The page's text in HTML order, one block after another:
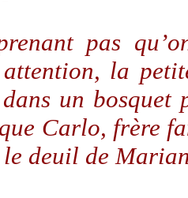
pas
la
un
Carlo, frère
deuil de